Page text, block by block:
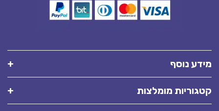
מידע נוסף
קטגוריות מומלצות